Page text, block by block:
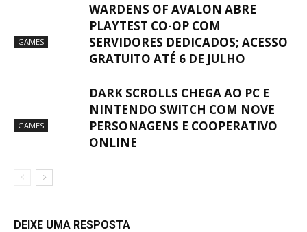
GAMES
WARDENS OF AVALON ABRE
PLAYTEST CO-OP COM
SERVIDORES DEDICADOS; ACESSO
GRATUITO ATÉ 6 DE JULHO
GAMES
DARK SCROLLS CHEGA AO PC E
NINTENDO SWITCH COM NOVE
PERSONAGENS E COOPERATIVO
ONLINE
DEIXE UMA RESPOSTA